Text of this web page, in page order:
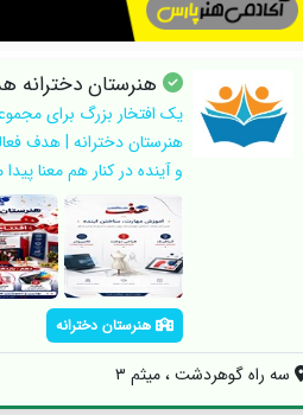
هنرستان دخترانه
یک افتخار بزرگ برای
هنرستان دخترانه | هدف
و آینده در کنار هم معنا
هنرستان دخترانه
سه راه گوهردشت ، میثم ۳